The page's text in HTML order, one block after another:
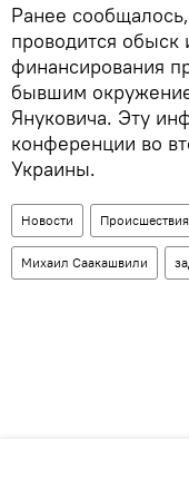
Ранее
проводится обыск
финансирования
бывшим
Януковича. Эту
конференции во
Украины.
Новости Происшествия
Михаил Саакашвили